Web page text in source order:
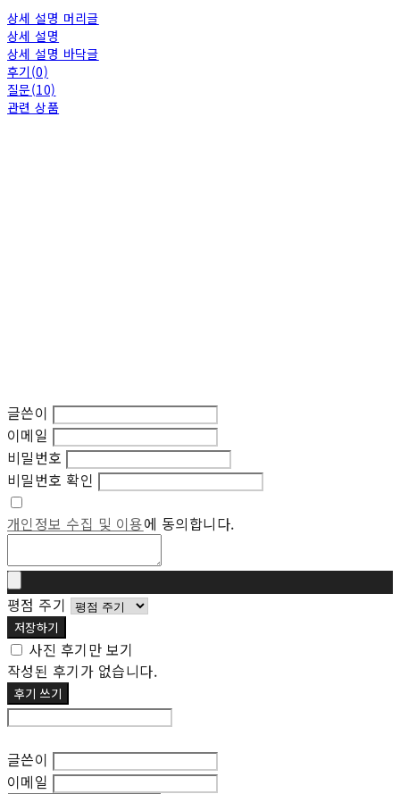
상세 설명 머리글
상세 설명
상세 설명 바닥글
후기(0)
질문(10)
관련 상품
글쓴이
이메일
비밀번호
비밀번호 확인
개인정보 수집 및 이용에 동의합니다.
평점 주기
저장하기
사진 후기만 보기
작성된 후기가 없습니다.
후기 쓰기
글쓴이
이메일